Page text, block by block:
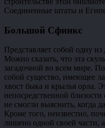
Соединенные штаты и
Большой Сфинкс
Представляет собой одну
Можно сказать, что эта
загадочной во всем мире.
собой существо, имеющее
хвост быка и крылья орла.
непосредственной
не смогли выяснить, когда
Кроме того, неизвестно,
лишено одной своей части,